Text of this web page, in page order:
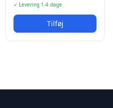
✓ Levering 1-4 dage
Tilføj